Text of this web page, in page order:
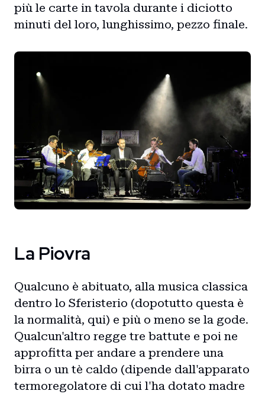
più le carte in tavola durante i diciotto
minuti del loro, lunghissimo, pezzo finale.
La Piovra
Qualcuno è abituato, alla musica classica
dentro lo Sferisterio (dopotutto questa è
la normalità, qui) e più o meno se la gode.
Qualcun'altro regge tre battute e poi ne
approfitta per andare a prendere una
birra o un tè caldo (dipende dall'apparato
termoregolatore di cui l'ha dotato madre